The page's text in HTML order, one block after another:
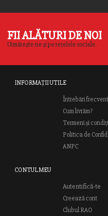
FII ALĂTURI DE NOI
Urmărește-ne și pe rețelele sociale.
INFORMAȚII UTILE
Întrebări
Cum livrăm?
Termeni și
Politica de
ANPC
CONTUL MEU
Autentifică-te
Creează cont
Clubul RAO